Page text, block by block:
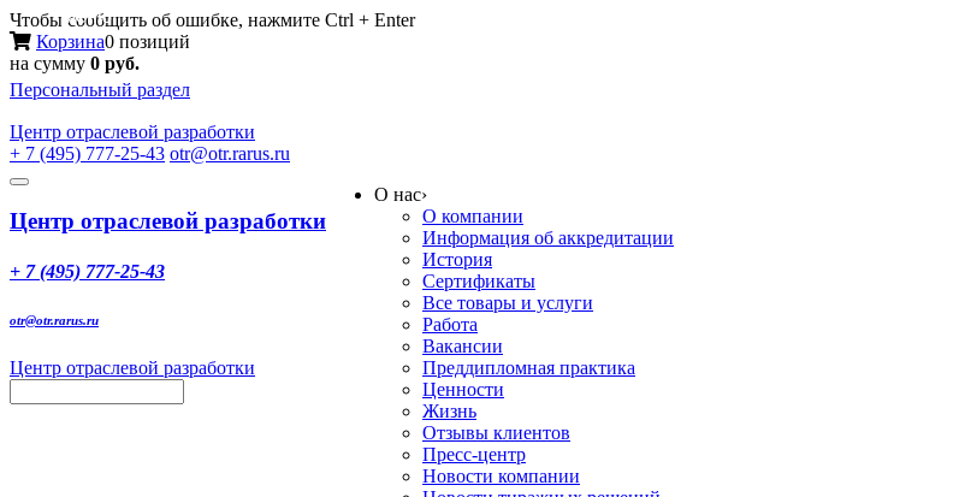
Чтобы сообщить об ошибке, нажмите Ctrl + Enter
Корзина0 позиций
на сумму 0 руб.
Персональный раздел
Центр отраслевой разработки
+ 7 (495) 777-25-43 otr@otr.rarus.ru
Toggle
Меню
Центр отраслевой разработки
+ 7 (495) 777-25-43
otr@otr.rarus.ru
Центр отраслевой разработки
О нас›
О компании
Информация об аккредитации
История
Сертификаты
Все товары и услуги
Работа
Вакансии
Преддипломная практика
Ценности
Жизнь
Отзывы клиентов
Пресс-центр
Новости компании